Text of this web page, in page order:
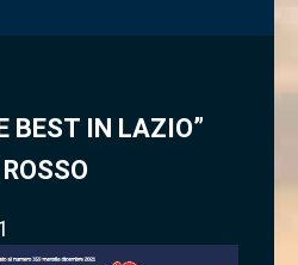
BEST IN LAZIO”